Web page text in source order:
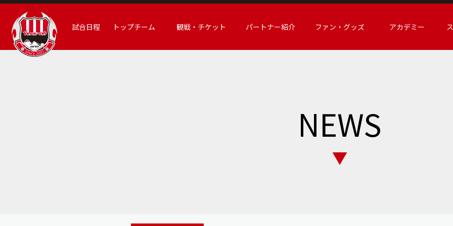
試合日程 トップチーム 観戦・チケット パートナー紹介 ファン・グッズ アカデミー
NEWS